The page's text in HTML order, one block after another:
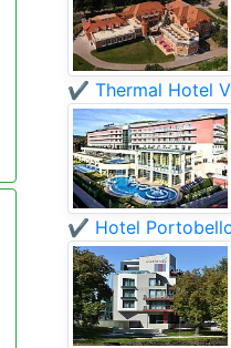
✔️ Thermal Hotel
✔️ Hotel